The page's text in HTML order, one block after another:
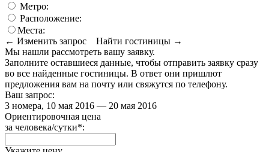
Метро:
Расположение:
Места:
← Изменить запрос
Найти гостиницы →
Мы нашли рассмотреть вашу заявку.
Заполните оставшиеся данные, чтобы отправить заявку сразу
во все найденные гостиницы. В ответ они пришлют
предложения вам на почту или свяжутся по телефону.
Ваш запрос:
3 номера, 10 мая 2016 — 20 мая 2016
Ориентировочная цена
за человека/сутки*: